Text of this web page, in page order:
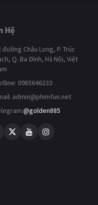
Hệ
đường Châu Long, P. Trúc
Q. Ba Đình, Hà Nội, Việt
0985646233
admin@phimfun.net
@golden885